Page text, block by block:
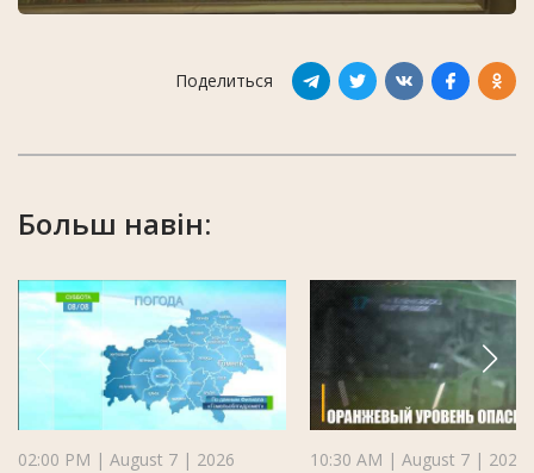
Поделиться
Больш навін:
02:00 PM | August 7 | 2026 10:30 AM | August 7 | 2026